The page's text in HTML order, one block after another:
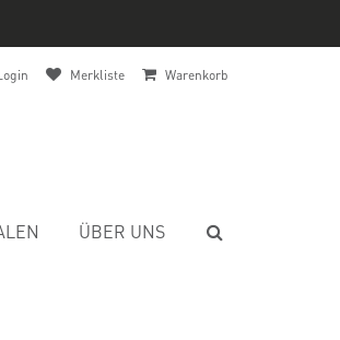
Merkliste Warenkorb
ÜBER UNS